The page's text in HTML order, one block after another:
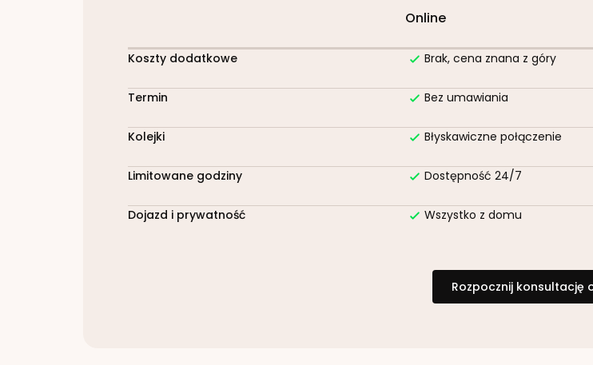
Online
Koszty dodatkowe Brak, cena znana z góry
Termin Bez umawiania
Kolejki Błyskawiczne połączenie
Limitowane godziny Dostępność 24/7
Dojazd i prywatność Wszystko z domu
Rozpocznij konsultację